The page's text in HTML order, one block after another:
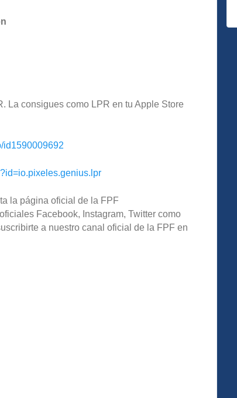
La consigues como LPR en tu Apple Store
id1590009692
la página oficial de la FPF
Facebook, Instagram, Twitter como
a nuestro canal oficial de la FPF en